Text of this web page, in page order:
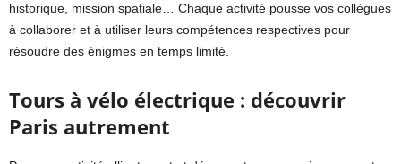
historique, mission spatiale… Chaque activité pousse vos collègues
à collaborer et à utiliser leurs compétences respectives pour
résoudre des énigmes en temps limité.
Tours à vélo électrique : découvrir
Paris autrement